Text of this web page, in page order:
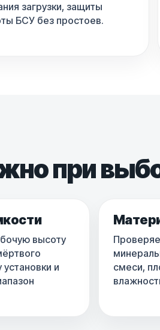
загрузки, защиты
БСУ без простоев.
при
высоту
установки и
смеси,